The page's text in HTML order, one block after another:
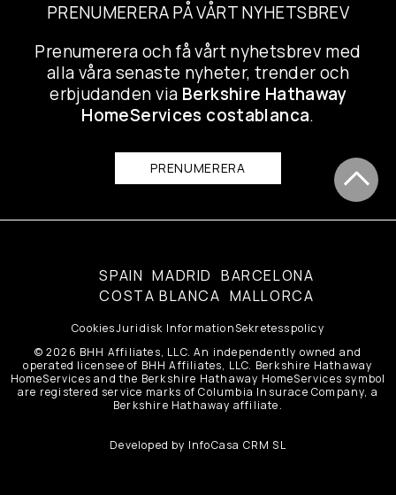
PRENUMERERA PÅ VÅRT NYHETSBREV
Prenumerera och få vårt nyhetsbrev med
alla våra senaste nyheter, trender och
erbjudanden via Berkshire Hathaway
HomeServices costablanca.
PRENUMERERA
SPAIN MADRID BARCELONA
COSTA BLANCA MALLORCA
CookiesJuridisk InformationSekretesspolicy
© 2026 BHH Affiliates, LLC. An independently owned and
operated licensee of BHH Affiliates, LLC. Berkshire Hathaway
HomeServices and the Berkshire Hathaway HomeServices symbol
are registered service marks of Columbia Insurace Company, a
Berkshire Hathaway affiliate.
Developed by InfoCasa CRM SL